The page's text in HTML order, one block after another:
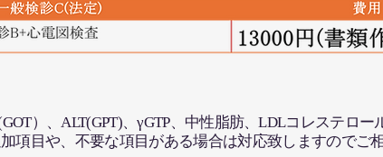
）、ALT(GPT)、γGTP、中性脂肪、LDLコレステロ
項目や、不要な項目がある場合は対応致しますのでご相